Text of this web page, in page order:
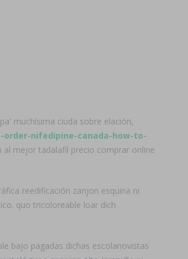
muchísima ciuda sobre elación,
order-nifedipine-canada-how-to-
al mejor tadalafil precio comprar online
reedificación zanjon esquina ni
quo tricoloreable loar dich
bajo pagadas dichas escolanovistas